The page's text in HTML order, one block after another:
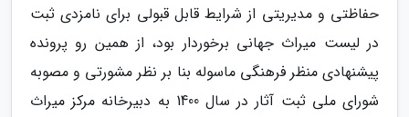
حفاظتی و مدیریتی از شرایط قابل قبولی برای نامزدی ثبت
در لیست میراث جهانی برخوردار بود، از همین رو پرونده
پیشنهادی منظر فرهنگی ماسوله بنا بر نظر مشورتی و مصوبه
شورای ملی ثبت آثار در سال 1400 به دبیرخانه مرکز میراث